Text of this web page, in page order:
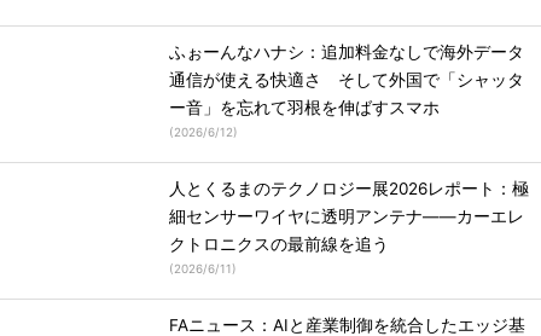
ふぉーんなハナシ：追加料金なしで海外データ
通信が使える快適さ そして外国で「シャッタ
ー音」を忘れて羽根を伸ばすスマホ
(2026/6/12)
人とくるまのテクノロジー展2026レポート：極
細センサーワイヤに透明アンテナ――カーエレ
クトロニクスの最前線を追う
(2026/6/11)
FAニュース：AIと産業制御を統合したエッジ基